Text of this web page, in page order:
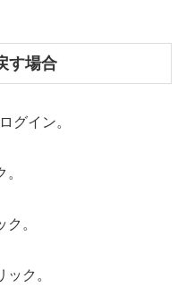
す場合
グイン。
。
ク。